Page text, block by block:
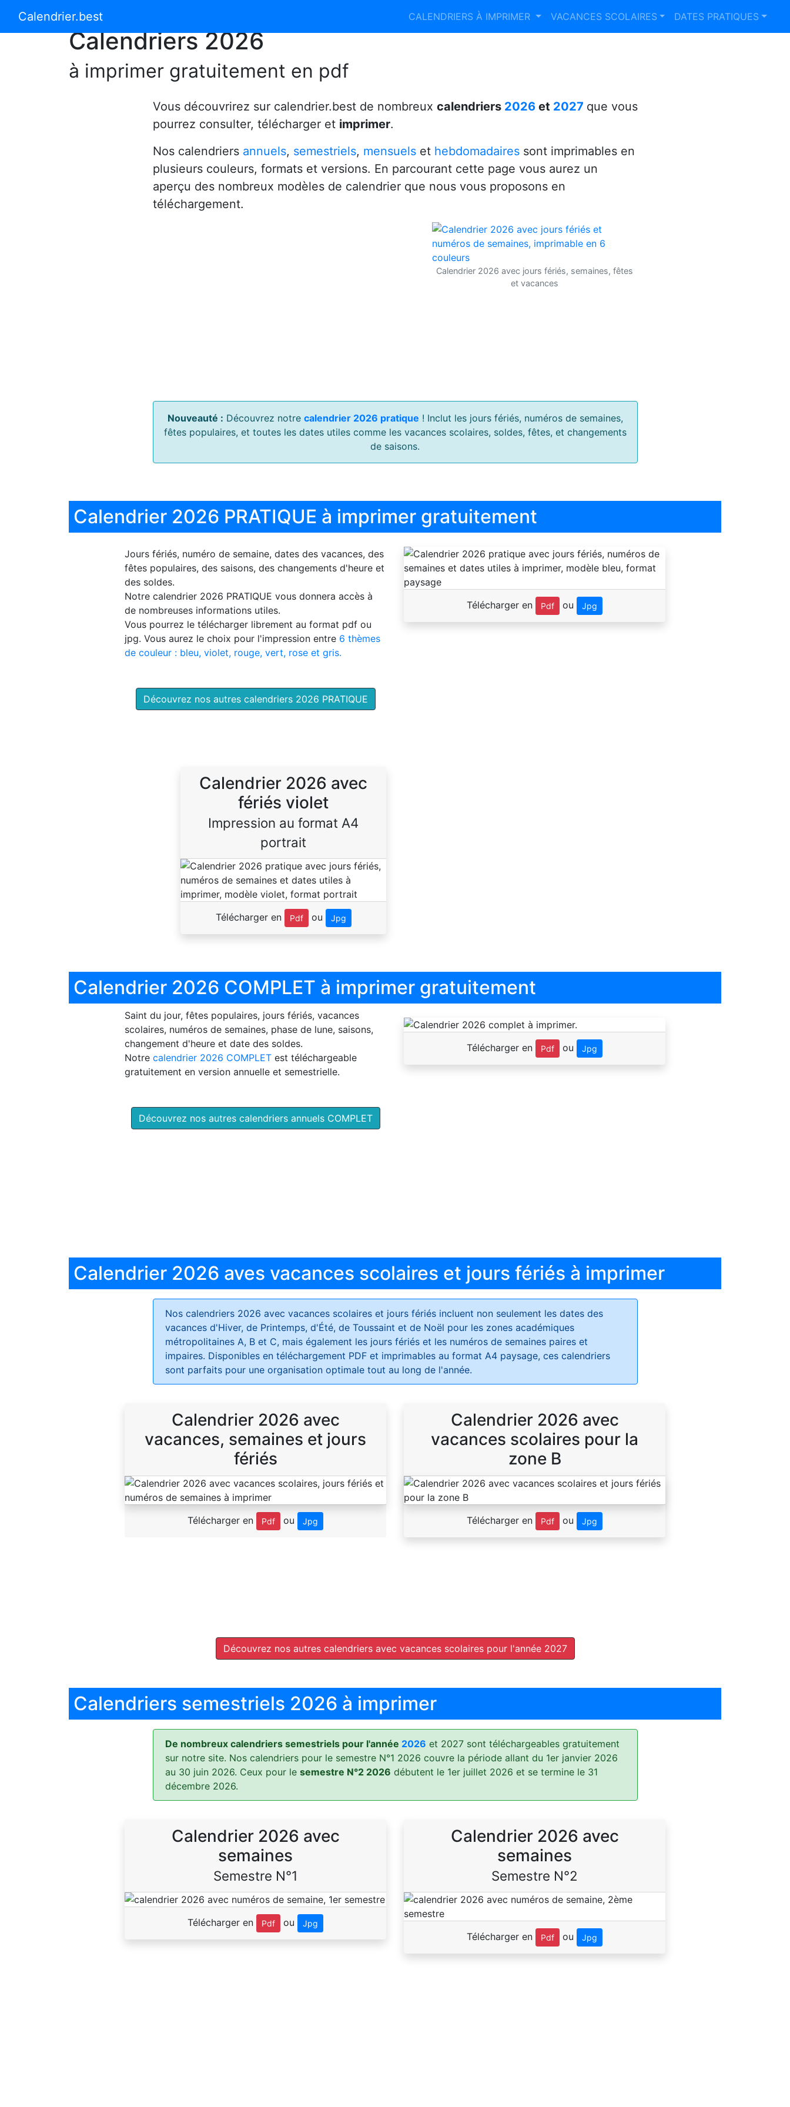
Calendrier.best CALENDRIERS À IMPRIMER VACANCES SCOLAIRES DATES PRATIQUES
Calendrier 2024 Calendrier 2027
Calendriers 2026
à imprimer gratuitement en pdf
Vous découvrirez sur calendrier.best de nombreux calendriers 2026et 2027 que vous
pourrez consulter, télécharger et imprimer.
Nos calendriers annuels, semestriels, mensuelset hebdomadairessont imprimables en
plusieurs couleurs, formats et versions. En parcourant cette page vous aurez un
aperçu des nombreux modèles de calendrier que nous vous proposons en
téléchargement.
Calendrier 2026 avec jours fériés, semaines, fêtes
et vacances
Nouveauté : Découvrez notre calendrier 2026 pratique ! Inclut les jours fériés, numéros de semaines,
fêtes populaires, et toutes les dates utiles comme les vacances scolaires, soldes, fêtes, et changements
de saisons.
Calendrier 2026 PRATIQUE à imprimer gratuitement
Jours fériés, numéro de semaine, dates des vacances, des
fêtes populaires, des saisons, des changements d'heure et
des soldes.
Notre calendrier 2026 PRATIQUE vous donnera accès à
de nombreuses informations utiles.
Vous pourrez le télécharger librement au format pdf ou
jpg. Vous aurez le choix pour l'impression entre 6 thèmes
de couleur : bleu, violet, rouge, vert, rose et gris.
Découvrez nos autres calendriers 2026 PRATIQUE
Télécharger en Pdf ou Jpg
Calendrier 2026 avec
fériés violet
Impression au format A4
portrait
Télécharger en Pdf ou Jpg
Calendrier 2026 COMPLET à imprimer gratuitement
Saint du jour, fêtes populaires, jours fériés, vacances
scolaires, numéros de semaines, phase de lune, saisons,
changement d'heure et date des soldes.
Notre calendrier 2026 COMPLET est téléchargeable
gratuitement en version annuelle et semestrielle.
Découvrez nos autres calendriers annuels COMPLET
Télécharger en Pdf ou Jpg
Calendrier 2026 aves vacances scolaires et jours fériés à imprimer
Nos calendriers 2026 avec vacances scolaires et jours fériésincluent non seulement les dates des
vacances d'Hiver, de Printemps, d'Été, de Toussaint et de Noël pour les zones académiques
métropolitaines A, B et C, mais également les jours fériés et les numéros de semaines paires et
impaires. Disponibles en téléchargement PDF et imprimables au format A4 paysage, ces calendriers
sont parfaits pour une organisation optimale tout au long de l'année.
Calendrier 2026 avec
vacances, semaines et jours
fériés
Télécharger en Pdf ou Jpg
Calendrier 2026 avec
vacances scolaires pour la
zone B
Télécharger en Pdf ou Jpg
Découvrez nos autres calendriers avec vacances scolaires pour l'année 2027
Calendriers semestriels 2026 à imprimer
De nombreux calendriers semestriels pour l'année 2026 et 2027 sont téléchargeables gratuitement
sur notre site. Nos calendriers pour le semestre N°1 2026 couvre la période allant du 1er janvier 2026
au 30 juin 2026. Ceux pour le semestre N°2 2026 débutent le 1er juillet 2026 et se termine le 31
décembre 2026.
Calendrier 2026 avec
semaines
Semestre N°1
Télécharger en Pdf ou Jpg
Calendrier 2026 avec
semaines
Semestre N°2
Télécharger en Pdf ou Jpg